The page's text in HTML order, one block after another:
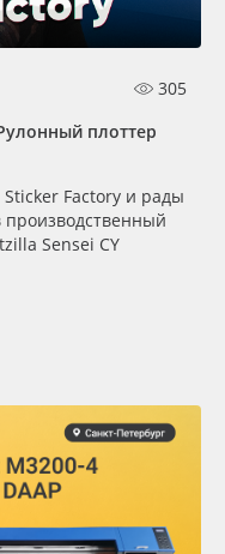
305
плоттер
Factory и рады
Sensei CY